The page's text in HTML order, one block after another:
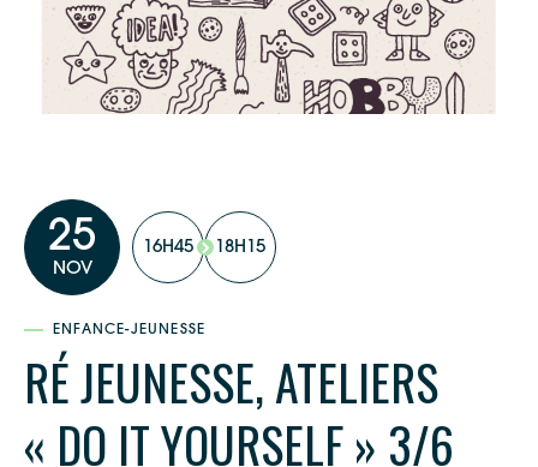
25
NOV
16H45 18H15
ENFANCE-JEUNESSE
RÉ JEUNESSE, ATELIERS
« DO IT YOURSELF » 3/6